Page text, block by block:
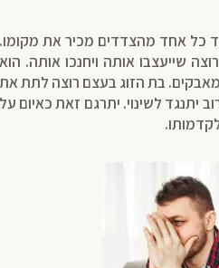
כל אחד מהצדדים מכיר את מקומו.
שייעצבו אותה ויחנכו אותה. הוא
בת הזוג בעצם רוצה לתת את
יתנגד לשינוי. יתרגם זאת כאיום על